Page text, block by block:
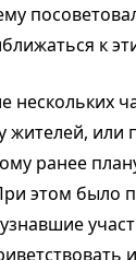
к
нескольких
жителей, или
ранее
этом было